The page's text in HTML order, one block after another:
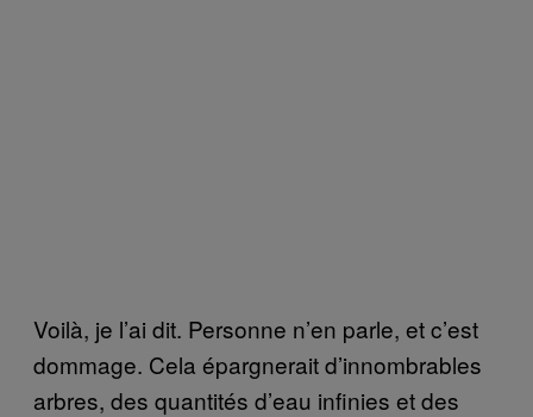
Voilà, je l’ai dit. Personne n’en parle, et c’est
dommage. Cela épargnerait d’innombrables
arbres, des quantités d’eau infinies et des